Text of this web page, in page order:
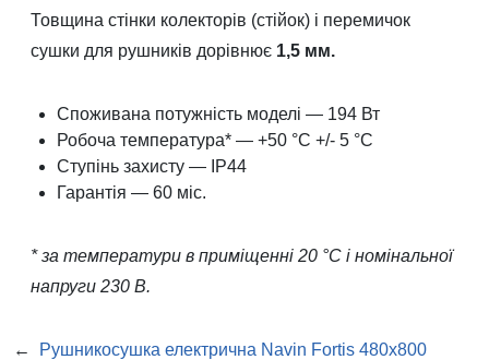
Товщина стінки колекторів (стійок) і перемичок
сушки для рушників дорівнює 1,5 мм.
Споживана потужність моделі — 194 Вт
Робоча температура* — +50 °C +/- 5 °C
Ступінь захисту — IP44
Гарантія — 60 міс.
* за температури в приміщенні 20 °С і номінальної
напруги 230 В.
←
Рушникосушка електрична Navin Fortis 480х800